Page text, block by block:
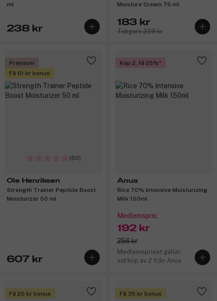
ml
238 kr
Moisture Cream 75 ml
183 kr
Tidigare 229 kr
Premium
Få 61 kr bonus
(50)
Ole Henriksen
Strength Trainer Peptide Boost
Moisturizer 50 ml
607 kr
Köp 2, få 25%
Anua
Rice 70% Intensive Moisturizing
Milk 150ml
Medlemspris:
192 kr
256 kr
Medlemspriset gäller
vid köp av 2 från Anua
Få 20 kr bonus Få 35 kr bonus